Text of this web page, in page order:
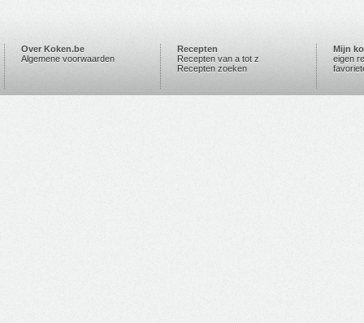
Over Koken.be
Algemene voorwaarden
Recepten
Recepten van a tot z
Recepten zoeken
Mijn
eigen